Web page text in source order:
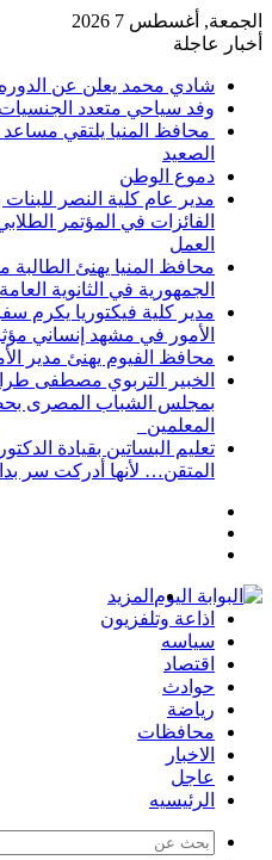
الجمعة, أغسطس 7 2026
أخبار عاجلة
شادي محمد يعلن عن
وفد سياحي متعدد
محافظ المنيا يلتقي
الصعيد
دموع الوطن
مدير عام كلية النصر للبنات
الفائزات في المؤتمر
العمل
محافظ المنيا يهنئ
الجمهورية في الثانوية العامة
مدير كلية فيكتوريا يكرم
الأمور في مشهد إنساني
محافظ الفيوم يهنئ مدير
الخبير التربوي مصطفى
بمجلس الشباب المصرى
المعلمين
تعليم البساتين بقيادة
المتقن… لأنها أدركت سر
المزيد
اذاعة وتلفزيون
سياسه
اقتصاد
حوادث
رياضة
محافظات
الاخبار
عاجل
الرئيسيه